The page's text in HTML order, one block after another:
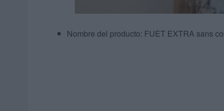
Nombre del producto: FUET EXTRA sans